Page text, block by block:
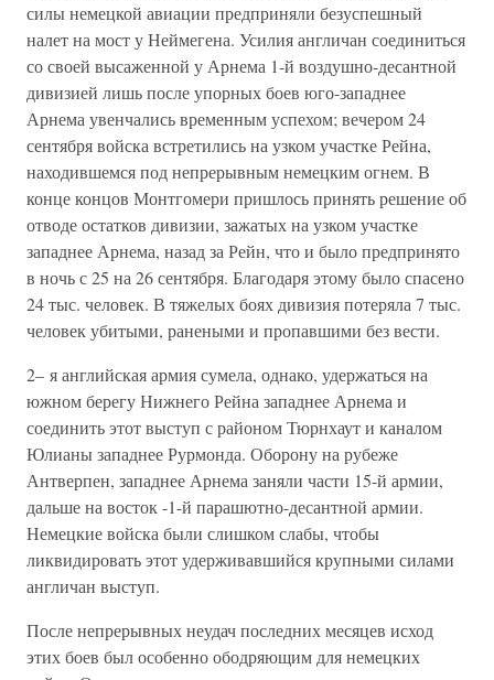
силы немецкой авиации предприняли безуспешный
налет на мост у Неймегена. Усилия англичан соединиться
со своей высаженной у Арнема 1-й воздушно-десантной
дивизией лишь после упорных боев юго-западнее
Арнема увенчались временным успехом; вечером 24
сентября войска встретились на узком участке Рейна,
находившемся под непрерывным немецким огнем. В
конце концов Монтгомери пришлось принять решение об
отводе остатков дивизии, зажатых на узком участке
западнее Арнема, назад за Рейн, что и было предпринято
в ночь с 25 на 26 сентября. Благодаря этому было спасено
24 тыс. человек. В тяжелых боях дивизия потеряла 7 тыс.
человек убитыми, ранеными и пропавшими без вести.
2– я английская армия сумела, однако, удержаться на
южном берегу Нижнего Рейна западнее Арнема и
соединить этот выступ с районом Тюрнхаут и каналом
Юлианы западнее Рурмонда. Оборону на рубеже
Антверпен, западнее Арнема заняли части 15-й армии,
дальше на восток -1-й парашютно-десантной армии.
Немецкие войска были слишком слабы, чтобы
ликвидировать этот удерживавшийся крупными силами
англичан выступ.
После непрерывных неудач последних месяцев исход
этих боев был особенно ободряющим для немецких